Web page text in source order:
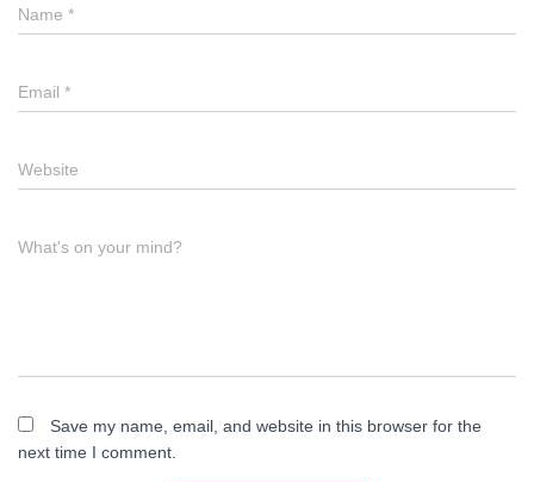
Name *
Email *
Website
What's on your mind?
Save my name, email, and website in this browser for the
next time I comment.